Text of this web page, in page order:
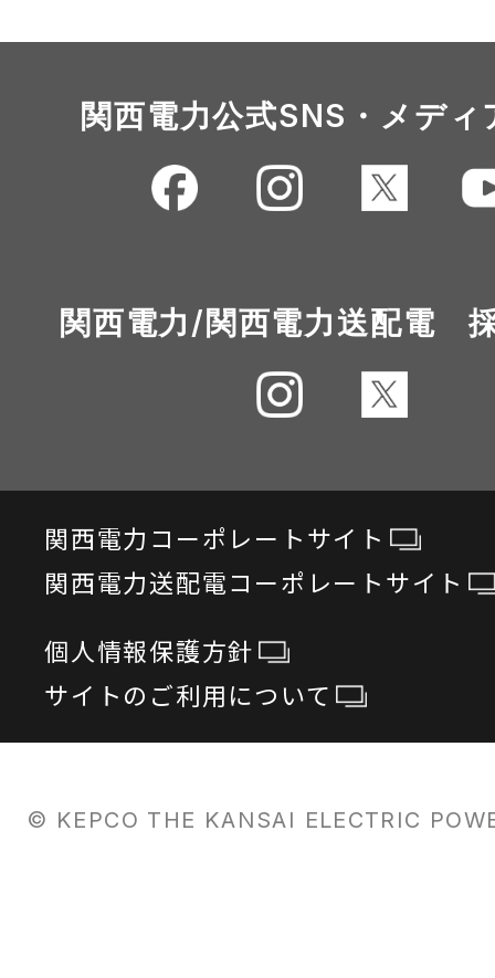
関西電力公式SNS・メディ
関西電力/関西電力送配電
関西電力コーポレートサイト
関西電力送配電コーポレートサイト
個人情報保護方針
サイトのご利用について
© KEPCO THE KANSAI ELECTRIC